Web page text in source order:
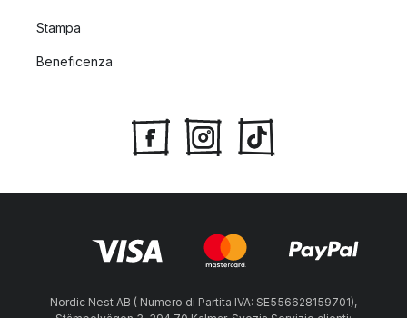
Stampa
Beneficenza
Nordic Nest AB ( Numero di Partita IVA: SE556628159701),